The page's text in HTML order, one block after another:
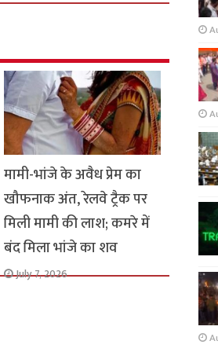
मामी-भांजे के अवैध प्रेम का
खौफनाक अंत, रेलवे ट्रैक पर
मिली मामी की लाश; कमरे में
बंद मिला भांजे का शव
July 7, 2026